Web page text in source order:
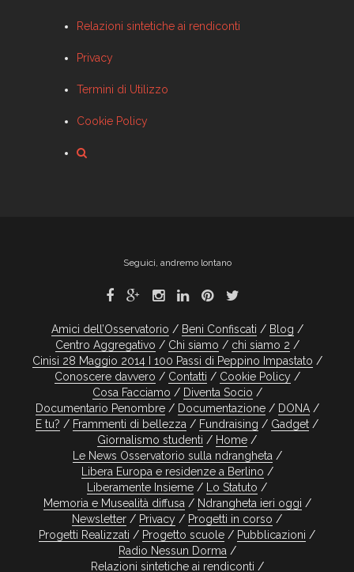
Relazioni sintetiche ai rendiconti
Privacy
Termini di Utilizzo
Cookie Policy
Seguici, andremo lontano
Amici dell’Osservatorio Beni Confiscati
Blog
Centro Aggregativo
Chi siamo
chi siamo 2
Cinisi 28 Maggio 2014 I 100 Passi di Peppino Impastato
Conoscere davvero
Contatti
Cookie Policy
Cosa Facciamo
Diventa Socio
Documentario Penombre
Documentazione
DONA
E tu?
Frammenti di bellezza Fundraising
Gadget
Giornalismo studenti
Home
Le News Osservatorio sulla ndrangheta
Libera Europa e residenze a Berlino
Liberamente Insieme
Lo Statuto
Memoria e Musealità diffusa
Ndrangheta ieri oggi
Newsletter
Privacy
Progetti in corso
Progetti Realizzati
Progetto scuole
Pubblicazioni
Radio Nessun Dorma
Relazioni sintetiche ai rendiconti